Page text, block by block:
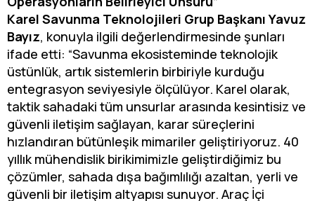
Karel Savunma Teknolojileri Grup Başkanı Yavuz
Bayız, konuyla ilgili değerlendirmesinde şunları
ifade etti: “Savunma ekosisteminde teknolojik
üstünlük, artık sistemlerin birbiriyle kurduğu
entegrasyon seviyesiyle ölçülüyor. Karel olarak,
taktik sahadaki tüm unsurlar arasında kesintisiz ve
güvenli iletişim sağlayan, karar süreçlerini
hızlandıran bütünleşik mimariler geliştiriyoruz. 40
yıllık mühendislik birikimimizle geliştirdiğimiz bu
çözümler, sahada dışa bağımlılığı azaltan, yerli ve
güvenli bir iletişim altyapısı sunuyor. Araç İçi